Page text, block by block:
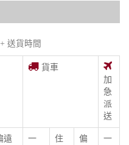
送貨時間
貨車
加
急
派
送
遠
一
住
偏
一